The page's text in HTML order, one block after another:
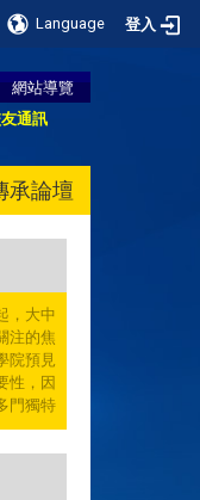
Language 登入
網站導覽
通訊
承論壇
，大中
注的焦
院預見
性，因
門獨特